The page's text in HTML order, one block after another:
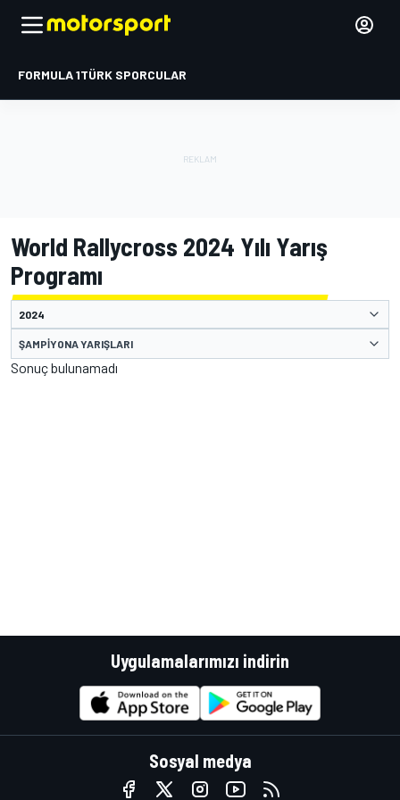
FORMULA 1TÜRK SPORCULAR
World Rallycross 2024 Yılı Yarış
Programı
ŞAMPIYONA YARIŞLARI
Sonuç bulunamadı
Uygulamalarımızı indirin
Sosyal medya